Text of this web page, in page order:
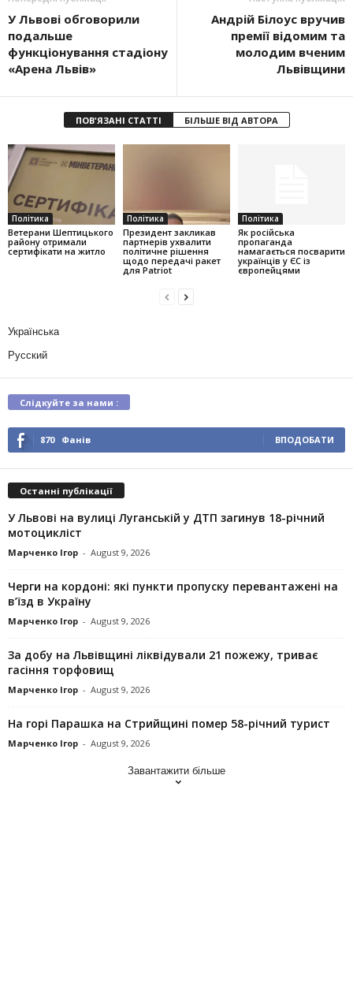
У Львові обговорили
подальше
функціонування стадіону
«Арена Львів»
Андрій Білоус вручив
премії відомим та
молодим вченим
Львівщини
ПОВ'ЯЗАНІ СТАТТІ БІЛЬШЕ ВІД АВТОРА
Політика
Ветерани Шептицького
району отримали
сертифікати на житло
Політика
Президент закликав
партнерів ухвалити
політичне рішення
щодо передачі ракет
для Patriot
Політика
Як російська
пропаганда
намагається посварити
українців у ЄС із
європейцями
Українська
Русский
Слідкуйте за нами :
870 Фанів ВПОДОБАТИ
Останні публікації
У Львові на вулиці Луганській у ДТП загинув 18-річний
мотоцикліст
Марченко Ігор - August 9, 2026
Черги на кордоні: які пункти пропуску перевантажені на
в’їзд в Україну
Марченко Ігор - August 9, 2026
За добу на Львівщині ліквідували 21 пожежу, триває
гасіння торфовищ
Марченко Ігор - August 9, 2026
На горі Парашка на Стрийщині помер 58-річний турист
Марченко Ігор - August 9, 2026
Завантажити більше